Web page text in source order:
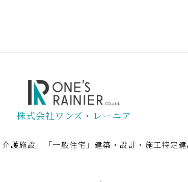
株式会社ワンズ・レーニア
護施設」「一般住宅」建築・設計・施工特定